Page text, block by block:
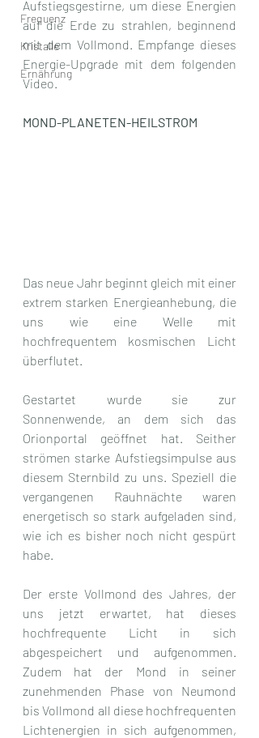
Frequenz
Kristalle
Ernährung
Aufstiegsgestirne, um diese Energien
auf die Erde zu strahlen, beginnend
mit dem Vollmond. Empfange dieses
Energie-Upgrade mit dem folgenden
Video.
MOND-PLANETEN-HEILSTROM
Das neue Jahr beginnt gleich mit einer
extrem starken Energieanhebung, die
uns wie eine Welle mit
hochfrequentem kosmischen Licht
überflutet.
Gestartet wurde sie zur
Sonnenwende, an dem sich das
Orionportal geöffnet hat. Seither
strömen starke Aufstiegsimpulse aus
diesem Sternbild zu uns. Speziell die
vergangenen Rauhnächte waren
energetisch so stark aufgeladen sind,
wie ich es bisher noch nicht gespürt
habe.
Der erste Vollmond des Jahres, der
uns jetzt erwartet, hat dieses
hochfrequente Licht in sich
abgespeichert und aufgenommen.
Zudem hat der Mond in seiner
zunehmenden Phase von Neumond
bis Vollmond all diese hochfrequenten
Lichtenergien in sich aufgenommen,